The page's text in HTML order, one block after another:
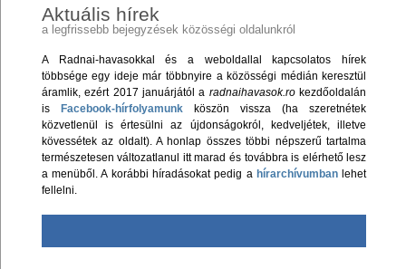
Aktuális hírek
a legfrissebb bejegyzések közösségi oldalunkról
A Radnai-havasokkal és a weboldallal kapcsolatos hírek
többsége egy ideje már többnyire a közösségi médián keresztül
áramlik, ezért 2017 januárjától a radnaihavasok.rokezdőoldalán
is Facebook-hírfolyamunkköszön vissza (ha szeretnétek
közvetlenül is értesülni az újdonságokról, kedveljétek, illetve
kövessétek az oldalt). A honlap összes többi népszerű tartalma
természetesen változatlanul itt marad és továbbra is elérhető lesz
a menüből. A korábbi híradásokat pedig a hírarchívumbanlehet
fellelni.